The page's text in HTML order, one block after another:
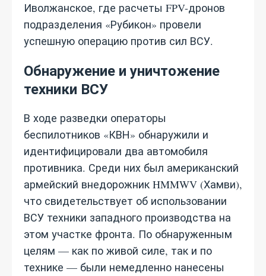
Иволжанское, где расчеты FPV-дронов
подразделения «Рубикон» провели
успешную операцию против сил ВСУ.
Обнаружение и уничтожение
техники ВСУ
В ходе разведки операторы
беспилотников «КВН» обнаружили и
идентифицировали два автомобиля
противника. Среди них был американский
армейский внедорожник HMMWV (Хамви),
что свидетельствует об использовании
ВСУ техники западного производства на
этом участке фронта. По обнаруженным
целям — как по живой силе, так и по
технике — были немедленно нанесены